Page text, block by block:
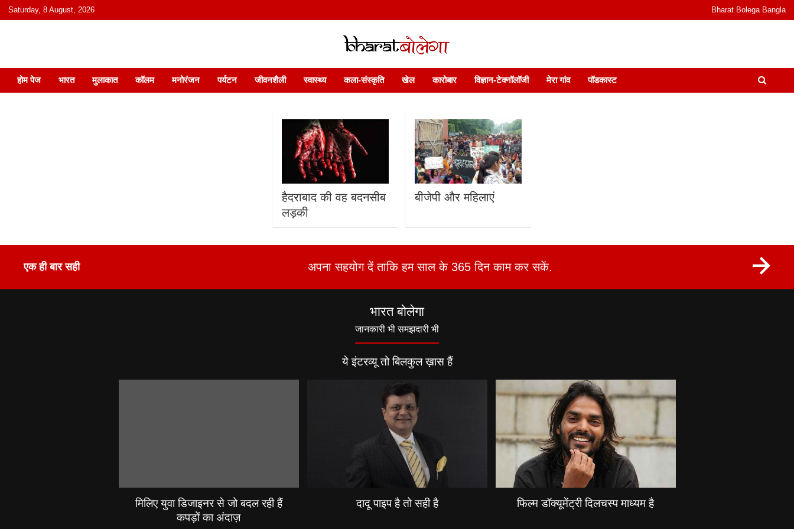
content
Saturday, 8 August, 2026 Bharat Bolega Bangla
भारत बोलेगा
हिंदी में समाचार, विचार, ऑडियो, वीडियो और फ़ीचर. भारत बोलेगा हिंदी न्यूज़ वेबसाइट India: News, Views, Info, Trends & Podcast I जानकारी भी समझदारी भी और पॉडकास्ट
होम पेज भारत मुलाकात कॉलम मनोरंजन पर्यटन जीवनशैली स्वास्थ्य कला-संस्कृति खेल कारोबार विज्ञान-टेक्नॉलॉजी मेरा गांव पॉडकास्ट
हैदराबाद की वह बदनसीब
लड़की
बीजेपी और महिलाएं
एक ही बार सही अपना सहयोग दें ताकि हम साल के 365 दिन काम कर सकें.
भारत बोलेगा
जानकारी भी समझदारी भी
ये इंटरव्यू तो बिलकुल ख़ास हैं
मिलिए युवा डिजाइनर से जो बदल रही हैं
कपड़ों का अंदाज़
दादू पाइप है तो सही है फिल्म डॉक्यूमेंट्री दिलचस्प माध्यम है